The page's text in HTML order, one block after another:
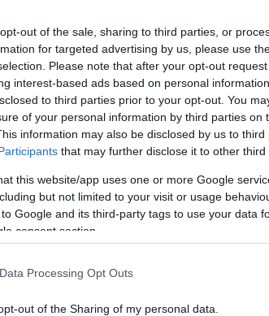
out of the sale, sharing to third parties, or
for targeted advertising by us, please use
Please note that after your opt-out
interest-based ads based on personal
to third parties prior to your opt-out. You
of your personal information by third parties on
information may also be disclosed by us to
that may further disclose it to other third
this website/app uses one or more Google
but not limited to your visit or usage
Google and its third-party tags to use your data
consent section.
Processing Opt Outs
out of the Sharing of my personal data.
legdögösebb timelapse videó,